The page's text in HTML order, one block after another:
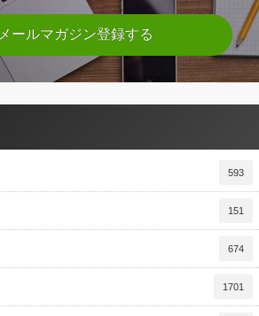
メールマガジン登録する
593
151
674
1701